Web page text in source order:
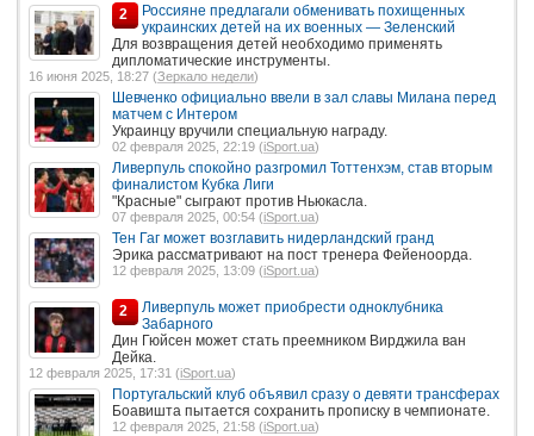
2
Россияне предлагали обменивать похищенных
украинских детей на их военных — Зеленский
Для возвращения детей необходимо применять
дипломатические инструменты.
16 июня 2025, 18:27 (Зеркало недели)
Шевченко официально ввели в зал славы Милана перед
матчем с Интером
Украинцу вручили специальную награду.
02 февраля 2025, 22:19 (iSport.ua)
Ливерпуль спокойно разгромил Тоттенхэм, став вторым
финалистом Кубка Лиги
"Красные" сыграют против Ньюкасла.
07 февраля 2025, 00:54 (iSport.ua)
Тен Гаг может возглавить нидерландский гранд
Эрика рассматривают на пост тренера Фейеноорда.
12 февраля 2025, 13:09 (iSport.ua)
2
Ливерпуль может приобрести одноклубника
Забарного
Дин Гюйсен может стать преемником Вирджила ван
Дейка.
12 февраля 2025, 17:31 (iSport.ua)
Португальский клуб объявил сразу о девяти трансферах
Боавишта пытается сохранить прописку в чемпионате.
12 февраля 2025, 21:58 (iSport.ua)